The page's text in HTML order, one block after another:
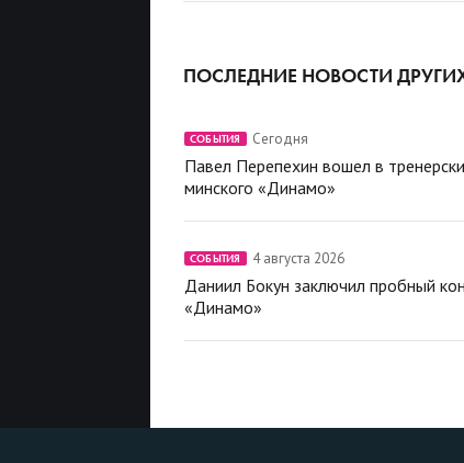
ПОСЛЕДНИЕ НОВОСТИ
СОБЫТИЯ Сегодня
Павел Перепехин вошел в
минского «Динамо»
СОБЫТИЯ 4 августа 2026
Даниил Бокун заключил пробный
«Динамо»